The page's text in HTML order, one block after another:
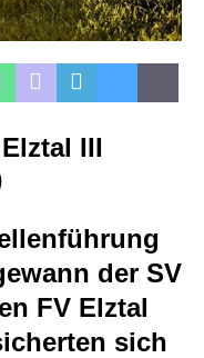
III
der SV
FV Elztal
sich